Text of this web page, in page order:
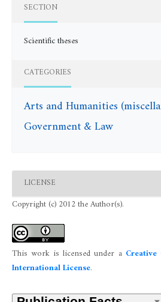
SECTION
Scientific theses
CATEGORIES
Arts and Humanities
Government & Law
LICENSE
Copyright (c) 2012 the Author(s).
This work is licensed under a
International License.